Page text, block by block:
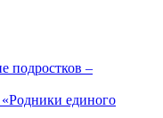
подростков –
единого